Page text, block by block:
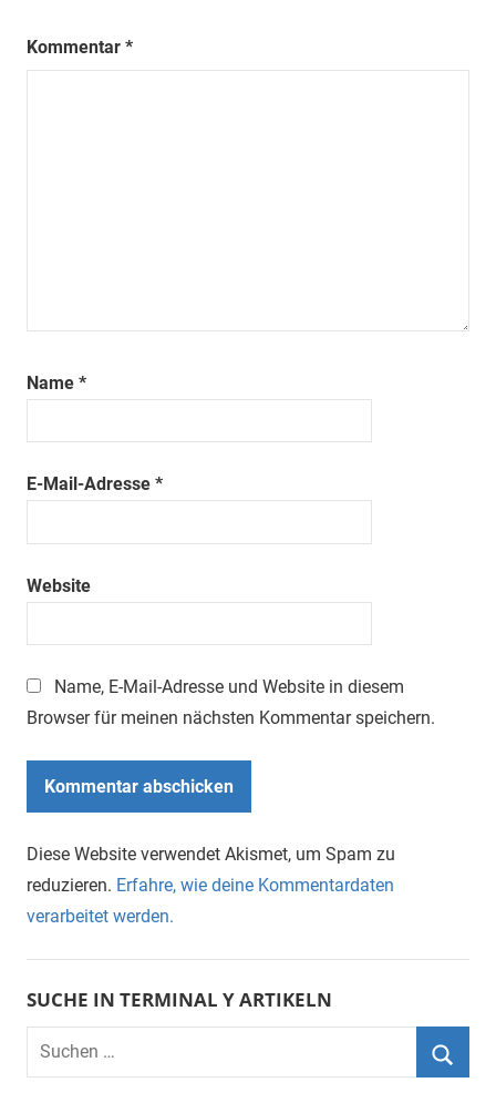
Kommentar *
Name *
E-Mail-Adresse *
Website
Name, E-Mail-Adresse und Website in diesem
Browser für meinen nächsten Kommentar speichern.
Diese Website verwendet Akismet, um Spam zu
reduzieren. Erfahre, wie deine Kommentardaten
verarbeitet werden.
SUCHE IN TERMINAL Y ARTIKELN
Suchen
nach: